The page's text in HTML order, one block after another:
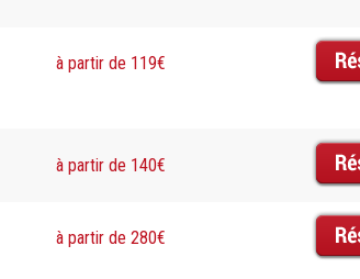
à partir de 119€
à partir de 140€
à partir de 280€